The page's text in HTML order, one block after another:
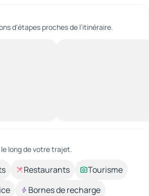
d'étapes proches de l’itinéraire.
long de votre trajet.
Restaurants
Tourisme
Bornes de recharge